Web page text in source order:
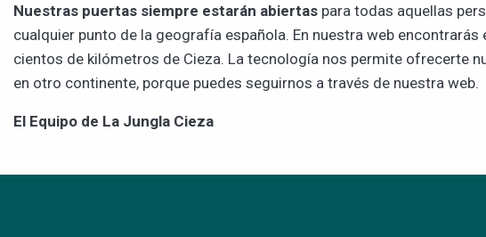
Nuestras puertas siempre estarán abiertas para todas aquellas
cualquier punto de la geografía española. En nuestra web
cientos de kilómetros de Cieza. La tecnología nos permite ofrecerte
en otro continente, porque puedes seguirnos a través de nuestra web.
El Equipo de La Jungla Cieza